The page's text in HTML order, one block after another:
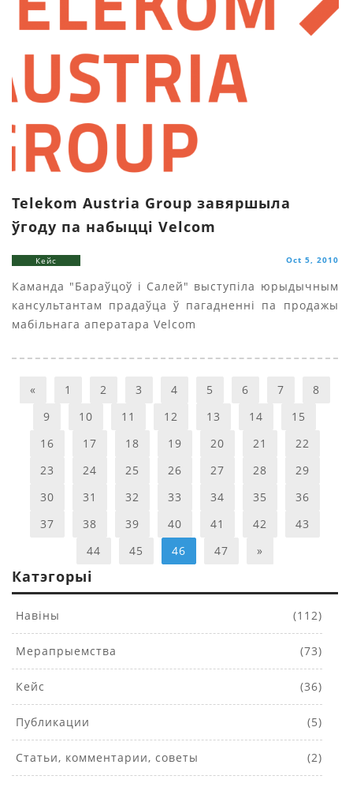
Telekom Austria Group завяршыла
ўгоду па набыцці Velcom
Кейс Oct 5, 2010
Каманда "Бараўцоў i Салей" выступіла юрыдычным
кансультантам прадаўца ў пагадненні па продажы
мабільнага аператара Velcom
« 1 2 3 4 5 6 7
8
9
10 11 12 13 14
15
16
17 18 19 20 21
22
23
24 25 26 27 28
29
30
31 32 33 34 35
36
37
38 39 40 41 42
43
44
45 46 47 »
Катэгорыі
Навіны (112)
Мерапрыемства (73)
Кейс (36)
Публикации (5)
Статьи, комментарии, советы (2)